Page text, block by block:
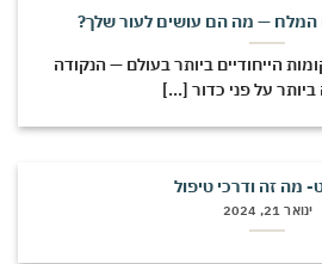
ביותר בעולם — הנקודה
על פני כדור [...]
זה ודרכי טיפול